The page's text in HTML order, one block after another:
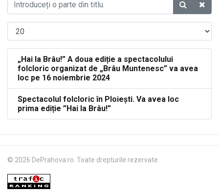
„Hai la Brâu!” A doua ediție a spectacolului
folcloric organizat de „Brâu Muntenesc” va avea
loc pe 16 noiembrie 2024
Spectacolul folcloric în Ploiești. Va avea loc
prima ediție ”Hai la Brâu!”
© 2026 DePrahova.ro. Toate drepturile rezervate